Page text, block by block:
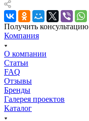
Получить консультацию
Компания
О компании
Статьи
FAQ
Отзывы
Бренды
Галерея проектов
Каталог